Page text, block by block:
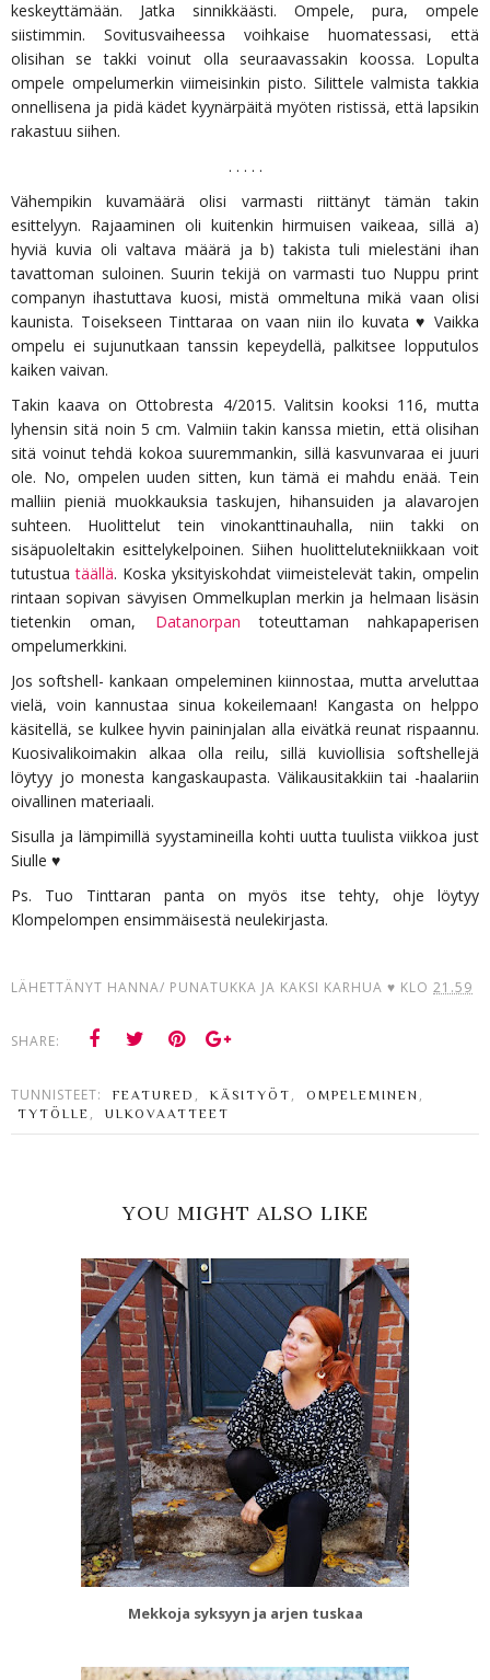
keskeyttämään. Jatka sinnikkäästi. Ompele, pura, ompele
siistimmin. Sovitusvaiheessa voihkaise huomatessasi, että
olisihan se takki voinut olla seuraavassakin koossa. Lopulta
ompele ompelumerkin viimeisinkin pisto. Silittele valmista takkia
onnellisena ja pidä kädet kyynärpäitä myöten ristissä, että lapsikin
rakastuu siihen.
. . . . .
Vähempikin kuvamäärä olisi varmasti riittänyt tämän takin
esittelyyn. Rajaaminen oli kuitenkin hirmuisen vaikeaa, sillä a)
hyviä kuvia oli valtava määrä ja b) takista tuli mielestäni ihan
tavattoman suloinen. Suurin tekijä on varmasti tuo Nuppu print
companyn ihastuttava kuosi, mistä ommeltuna mikä vaan olisi
kaunista. Toisekseen Tinttaraa on vaan niin ilo kuvata ♥ Vaikka
ompelu ei sujunutkaan tanssin kepeydellä, palkitsee lopputulos
kaiken vaivan.
Takin kaava on Ottobresta 4/2015. Valitsin kooksi 116, mutta
lyhensin sitä noin 5 cm. Valmiin takin kanssa mietin, että olisihan
sitä voinut tehdä kokoa suuremmankin, sillä kasvunvaraa ei juuri
ole. No, ompelen uuden sitten, kun tämä ei mahdu enää. Tein
malliin pieniä muokkauksia taskujen, hihansuiden ja alavarojen
suhteen. Huolittelut tein vinokanttinauhalla, niin takki on
sisäpuoleltakin esittelykelpoinen. Siihen huolittelutekniikkaan voit
tutustuatäällä. Koska yksityiskohdat viimeistelevät takin, ompelin
rintaan sopivan sävyisen Ommelkuplan merkin ja helmaan lisäsin
tietenkin oman, Datanorpan toteuttaman nahkapaperisen
ompelumerkkini.
Jos softshell- kankaan ompeleminen kiinnostaa, mutta arveluttaa
vielä, voin kannustaa sinua kokeilemaan! Kangasta on helppo
käsitellä, se kulkee hyvin paininjalan alla eivätkä reunat rispaannu.
Kuosivalikoimakin alkaa olla reilu, sillä kuviollisia softshellejä
löytyy jo monesta kangaskaupasta. Välikausitakkiin tai -haalariin
oivallinen materiaali.
Sisulla ja lämpimillä syystamineilla kohti uutta tuulista viikkoa just
Siulle ♥
Ps. Tuo Tinttaran panta on myös itse tehty, ohje löytyy
Klompelompen ensimmäisestä neulekirjasta.
LÄHETTÄNYT HANNA/ PUNATUKKA JA KAKSI KARHUA ♥ KLO 21.59
SHARE:
TUNNISTEET: FEATURED , KÄSITYÖT , OMPELEMINEN ,
TYTÖLLE , ULKOVAATTEET
YOU MIGHT ALSO LIKE
Mekkoja syksyyn ja arjen tuskaa